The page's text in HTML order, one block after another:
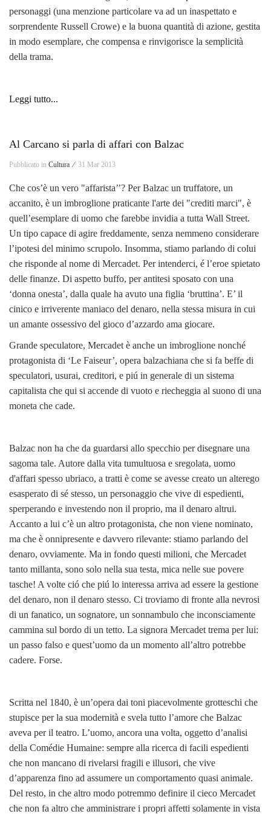
personaggi (una menzione particolare va ad un inaspettato e
sorprendente Russell Crowe) e la buona quantità di azione, gestita
in modo esemplare, che compensa e rinvigorisce la semplicità
della trama.
Leggi tutto...
Al Carcano si parla di affari con Balzac
Pubblicato in Cultura ⁄ 31 Mar 2013
Che cos’è un vero "affarista’’? Per Balzac un truffatore, un
accanito, è un imbroglione praticante l'arte dei "crediti marci", è
quell’esemplare di uomo che farebbe invidia a tutta Wall Street.
Un tipo capace di agire freddamente, senza nemmeno considerare
l’ipotesi del minimo scrupolo. Insomma, stiamo parlando di colui
che risponde al nome di Mercadet. Per intenderci, é l’eroe spietato
delle finanze. Di aspetto buffo, per antitesi sposato con una
‘donna onesta’, dalla quale ha avuto una figlia ‘bruttina’. E’ il
cinico e irriverente maniaco del denaro, nella stessa misura in cui
un amante ossessivo del gioco d’azzardo ama giocare.
Grande speculatore, Mercadet è anche un imbroglione nonché
protagonista di ‘Le Faiseur’, opera balzachiana che si fa beffe di
speculatori, usurai, creditori, e piú in generale di un sistema
capitalista che qui si accende di vuoto e riecheggia al suono di una
moneta che cade.
Balzac non ha che da guardarsi allo specchio per disegnare una
sagoma tale. Autore dalla vita tumultuosa e sregolata, uomo
d'affari spesso ubriaco, a tratti è come se avesse creato un alterego
esasperato di sé stesso, un personaggio che vive di espedienti,
sperperando e investendo non il proprio, ma il denaro altrui.
Accanto a lui c’è un altro protagonista, che non viene nominato,
ma che è onnipresente e davvero rilevante: stiamo parlando del
denaro, ovviamente. Ma in fondo questi milioni, che Mercadet
tanto millanta, sono solo nella sua testa, mica nelle sue povere
tasche! A volte ció che piú lo interessa arriva ad essere la gestione
del denaro, non il denaro stesso. Ci troviamo di fronte alla nevrosi
di un fanatico, un sognatore, un sonnambulo che inconsciamente
cammina sul bordo di un tetto. La signora Mercadet trema per lui:
un passo falso e quest’uomo da un momento all’altro potrebbe
cadere. Forse.
Scritta nel 1840, è un’opera dai toni piacevolmente grotteschi che
stupisce per la sua modernità e svela tutto l’amore che Balzac
aveva per il teatro. L’uomo, ancora una volta, oggetto d’analisi
della Comédie Humaine: sempre alla ricerca di facili espedienti
che non mancano di rivelarsi fragili e illusori, che vive
d’apparenza fino ad assumere un comportamento quasi animale.
Del resto, in che altro modo potremmo definire il cieco Mercadet
che non fa altro che amministrare i propri affetti solamente in vista